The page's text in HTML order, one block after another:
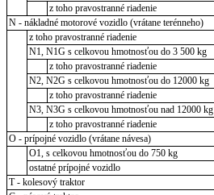
z toho pravostranné riadenie
N - nákladné motorové vozidlo (vrátane terénneho)
z toho pravostranné riadenie
N1, N1G s celkovou hmotnosťou do 3 500 kg
z toho pravostranné riadenie
N2, N2G s celkovou hmotnosťou do 12000 kg
z toho pravostranné riadenie
N3, N3G s celkovou hmotnosťou nad 12000 kg
z toho pravostranné riadenie
O - prípojné vozidlo (vrátane návesa)
O1, s celkovou hmotnosťou do 750 kg
ostatné prípojné vozidlo
T - kolesový traktor